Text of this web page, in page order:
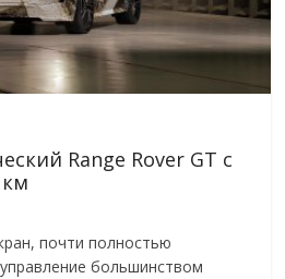
Range Rover GT с
почти полностью
большинством